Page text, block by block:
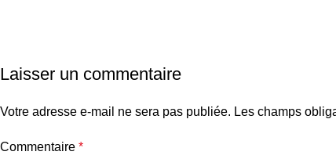
Laisser un commentaire
Votre adresse e-mail ne sera pas publiée. Les champs
Commentaire *